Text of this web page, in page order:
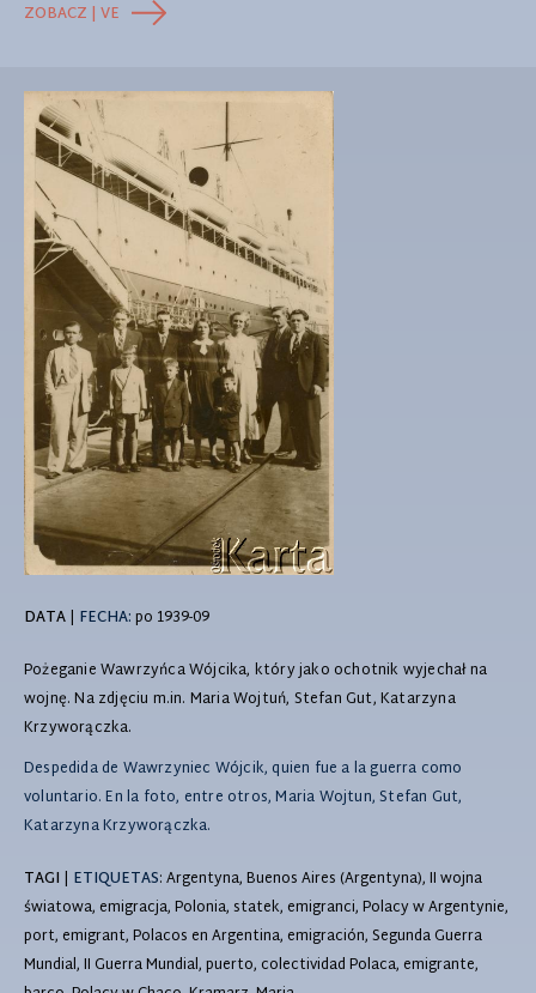
ZOBACZ | VE
DATA| FECHA:po 1939-09
Pożeganie Wawrzyńca Wójcika, który jako ochotnik wyjechał na
wojnę. Na zdjęciu m.in. Maria Wojtuń, Stefan Gut, Katarzyna
Krzyworączka.
Despedida de Wawrzyniec Wójcik, quien fue a la guerra como
voluntario. En la foto, entre otros, Maria Wojtun, Stefan Gut,
Katarzyna Krzyworączka.
TAGI | ETIQUETAS: Argentyna, Buenos Aires (Argentyna), II wojna
światowa, emigracja, Polonia, statek, emigranci, Polacy w Argentynie,
port, emigrant, Polacos en Argentina, emigración, Segunda Guerra
Mundial, II Guerra Mundial, puerto, colectividad Polaca, emigrante,